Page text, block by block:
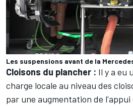
Les suspensions avant de la
Cloisons du plancher : Il y a eu
charge locale au niveau des
par une augmentation de l'appui